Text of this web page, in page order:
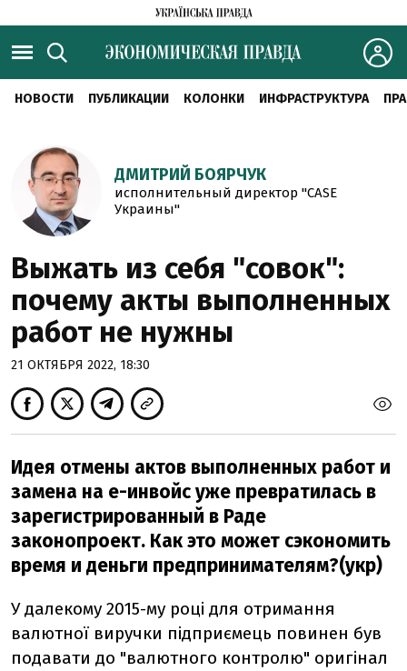
НОВОСТИ ПУБЛИКАЦИИ КОЛОНКИ ИНФРАСТРУКТУРА
ДМИТРИЙ БОЯРЧУК
исполнительный директор "CASE
Украины"
Выжать из себя "совок":
почему акты выполненных
работ не нужны
21 ОКТЯБРЯ 2022, 18:30
Идея отмены актов выполненных работ и
замена на е-инвойс уже превратилась в
зарегистрированный в Раде
законопроект. Как это может сэкономить
время и деньги предпринимателям?(укр)
У далекому 2015-му році для отримання
валютної виручки підприємець повинен був
подавати до "валютного контролю" оригінал